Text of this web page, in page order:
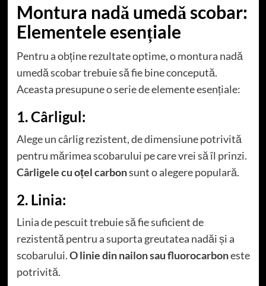
Montura nadă umedă scobar:
Elementele esențiale
Pentru a obține rezultate optime, o montura nadă
umedă scobar trebuie să fie bine concepută.
Aceasta presupune o serie de elemente esențiale:
1. Cârligul:
Alege un cârlig rezistent, de dimensiune potrivită
pentru mărimea scobarului pe care vrei să îl prinzi.
Cârligele cu oțel carbonsunt o alegere populară.
2. Linia:
Linia de pescuit trebuie să fie suficient de
rezistentă pentru a suporta greutatea nadăi și a
scobarului.O linie din nailon sau fluorocarboneste
potrivită.